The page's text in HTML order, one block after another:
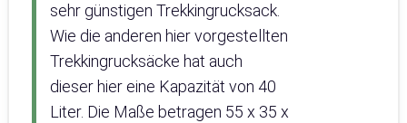
sehr günstigen Trekkingrucksack.
Wie die anderen hier vorgestellten
Trekkingrucksäcke hat auch
dieser hier eine Kapazität von 40
Liter. Die Maße betragen 55 x 35 x